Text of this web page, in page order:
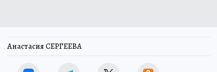
Анастасия СЕРГЕЕВА